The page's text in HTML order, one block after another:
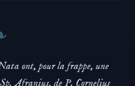
ont, pour la frappe, une
Afranius, de P. Cornelius